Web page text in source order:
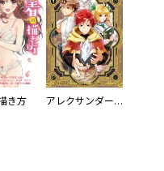
き方 アレクサンダー英雄戦記～最強の土魔術士～